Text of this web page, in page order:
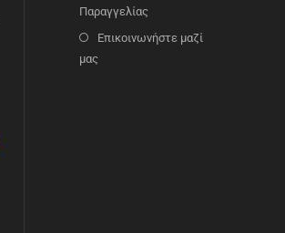
Παραγγελίας
Επικοινωνήστε μαζί
μας